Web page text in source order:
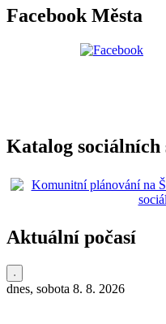
Facebook Města
Katalog sociálních
Aktuální počasí
dnes, sobota 8. 8. 2026